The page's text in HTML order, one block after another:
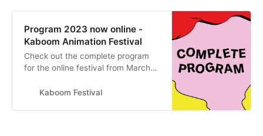
Program 2023 now online -
Kaboom Animation Festival
Check out the complete program
for the online festival from March
Kaboom Festival